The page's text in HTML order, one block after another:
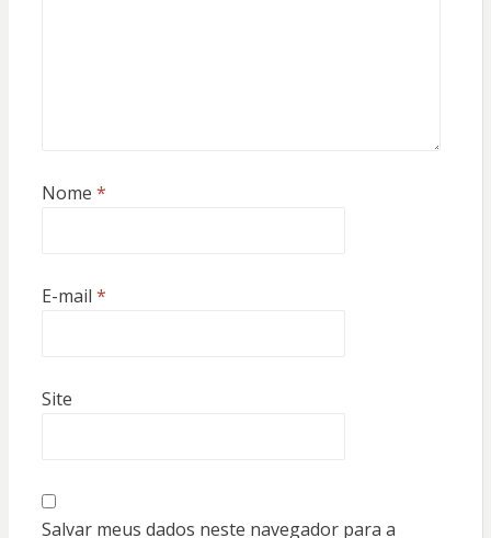
Nome *
E-mail *
Site
Salvar meus dados neste navegador para a